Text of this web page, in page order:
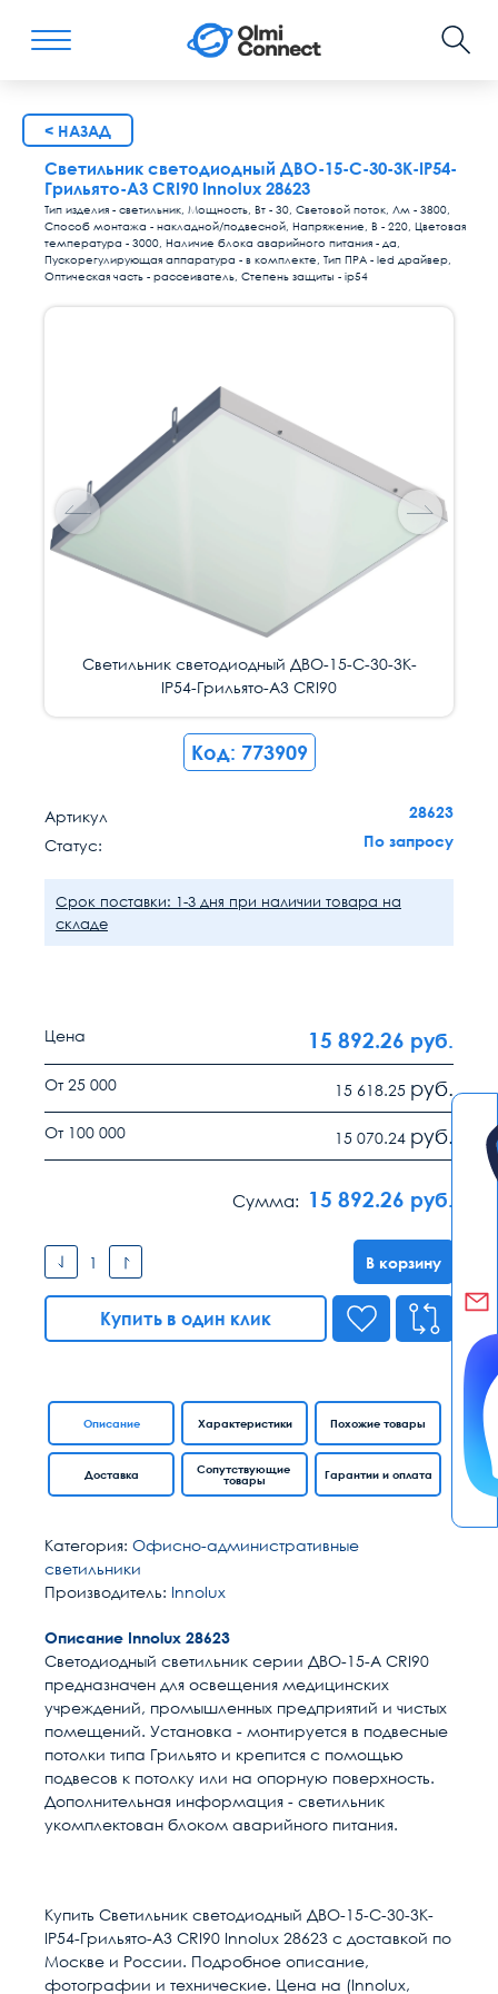
< НАЗАД
Светильник светодиодный ДВО-15-С-30-3К-IP54-
Грильято-А3 CRI90 Innolux 28623
Тип изделия - светильник, Мощность, Вт - 30, Световой поток, Лм - 3800,
Способ монтажа - накладной/подвесной, Напряжение, В - 220, Цветовая
температура - 3000, Наличие блока аварийного питания - да,
Пускорегулирующая аппаратура - в комплекте, Тип ПРА - led драйвер,
Оптическая часть - рассеиватель, Степень защиты - ip54
Светильник светодиодный ДВО-15-С-30-3К-
IP54-Грильято-А3 CRI90
Светильник светодиодный ДВО-15-С-30-3К-
IP54-Грильято-А3 CRI90
Светильник светодиодный ДВО-15-С-30-3К-
IP54-Грильято-А3 CRI90
Код: 773909
Артикул
28623
Статус:
По запросу
Срок поставки: 1-3 дня при наличии товара на
складе
Цена 15 892.26 руб.
От 25 000 15 618.25 руб.
От 100 000 15 070.24 руб.
Сумма: 15 892.26 руб.
В корзину
Купить в один клик
Описание Характеристики
Доставка
Похожие товары
Сопутствующие
товары
Гарантии и оплата
Категория: Офисно-административные
светильники
Производитель: Innolux
Описание Innolux 28623
Светодиодный светильник серии ДВО-15-А CRI90
предназначен для освещения медицинских
учреждений, промышленных предприятий и чистых
помещений. Установка - монтируется в подвесные
потолки типа Грильято и крепится с помощью
подвесов к потолку или на опорную поверхность.
Дополнительная информация - светильник
укомплектован блоком аварийного питания.
Тип изделия Светильник
Мощность, Вт 30
Условия доставки
Купить Светильник светодиодный ДВО-15-С-30-3К-
IP54-Грильято-А3 CRI90 Innolux 28623 с доставкой по
Москве и России. Подробное описание,
фотографии и технические. Цена на (Innolux,